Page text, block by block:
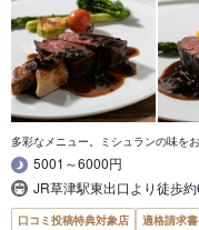
多彩なメニュー。ミシュランの味を
5001～6000円
JR草津駅東出口より徒歩
口コミ投稿特典対象店 適格請求